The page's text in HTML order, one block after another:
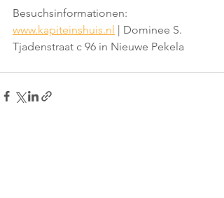
Besuchsinformationen:
www.kapiteinshuis.nl | Dominee S.
Tjadenstraat c 96 in Nieuwe Pekela